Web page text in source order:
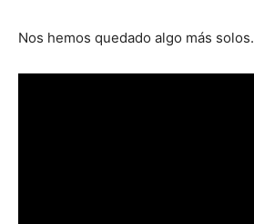
Nos hemos quedado algo más solos.